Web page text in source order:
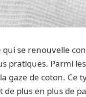
se renouvelle
pratiques. Parmi
gaze de coton. Ce
plus en plus de